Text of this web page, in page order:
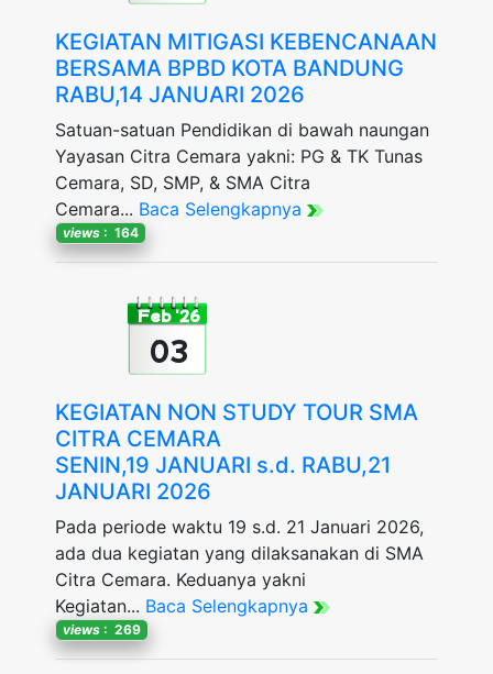
KEGIATAN MITIGASI KEBENCANAAN
BERSAMA BPBD KOTA BANDUNG
RABU,14 JANUARI 2026
Satuan-satuan Pendidikan di bawah naungan
Yayasan Citra Cemara yakni: PG & TK Tunas
Cemara, SD, SMP, & SMA Citra
Cemara... Baca Selengkapnya
views : 164
Feb '26
03
KEGIATAN NON STUDY TOUR SMA
CITRA CEMARA
SENIN,19 JANUARI s.d. RABU,21
JANUARI 2026
Pada periode waktu 19 s.d. 21 Januari 2026,
ada dua kegiatan yang dilaksanakan di SMA
Citra Cemara. Keduanya yakni
Kegiatan... Baca Selengkapnya
views : 269